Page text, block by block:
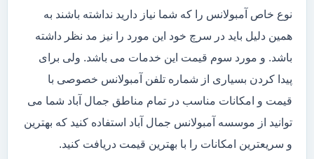
نوع خاص آمبولانس را که شما نیاز دارید نداشته باشند به
همین دلیل باید در سرچ خود این مورد را نیز مد نظر داشته
باشد. و مورد سوم قیمت این خدمات می باشد. ولی برای
پیدا کردن بسیاری از شماره تلفن آمبولانس خصوصی با
قیمت و امکانات مناسب در تمام مناطق جمال آباد شما می
توانید از موسسه آمبولانس جمال آباد استفاده کنید که بهترین
و سریعترین امکانات را با بهترین قیمت دریافت کنید.